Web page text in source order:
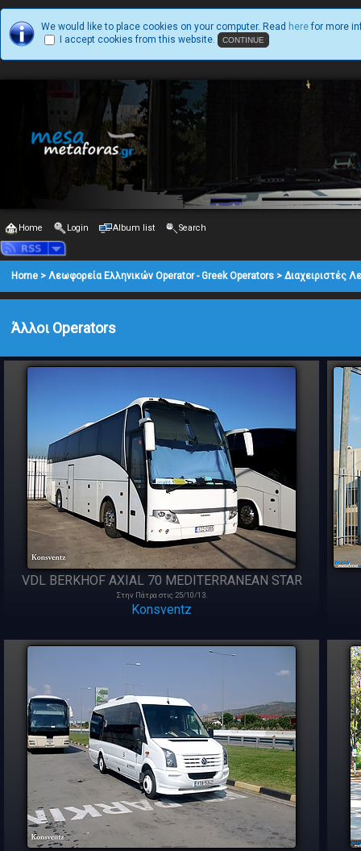
We would like to place cookies on your computer. Read here for more
I accept cookies from this website.
Home Login Album list Search
Home > Λεωφορεία Ελληνικών Operator - Greek Operators > Διαχειριστές
Άλλοι Operators
VDL BERKHOF AXIAL 70 MEDITERRANΕAN STAR
Στην Πάτρα στις 25/10/13.
Konsventz